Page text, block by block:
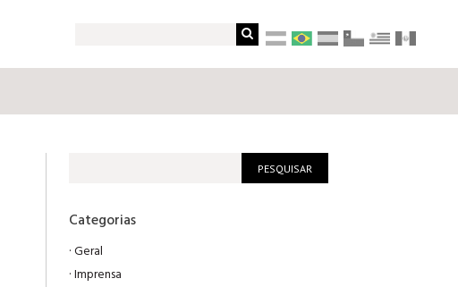
Categorias
·Geral
·Imprensa